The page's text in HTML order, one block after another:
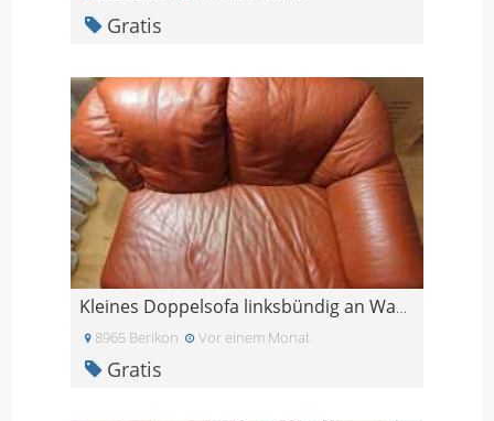
Gratis
Kleines Doppelsofa linksbündig an Wand stellbar
8965 Berikon Vor einem Monat
Gratis